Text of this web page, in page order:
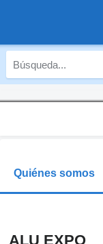
Quiénes somos
ALU EXPO